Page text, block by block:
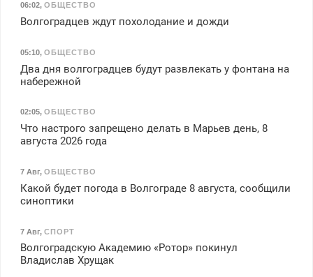
06:02, ОБЩЕСТВО
Волгоградцев ждут похолодание и дожди
05:10, ОБЩЕСТВО
Два дня волгоградцев будут развлекать у фонтана на
набережной
02:05, ОБЩЕСТВО
Что настрого запрещено делать в Марьев день, 8
августа 2026 года
7 Авг, ОБЩЕСТВО
Какой будет погода в Волгограде 8 августа, сообщили
синоптики
7 Авг, СПОРТ
Волгоградскую Академию «Ротор» покинул
Владислав Хрущак